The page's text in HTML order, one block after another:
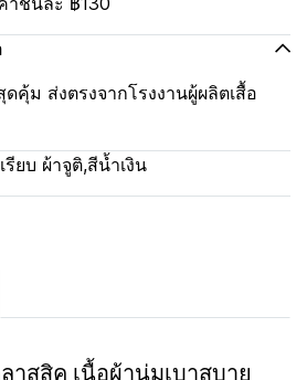
คุ้ม ส่งตรงจากโรงงานผู้ผลิตเสื้อ
รียบ ผ้าจูติ,สีน้ำเงิน
าสสิค เนื้อผ้านุ่มเบาสบาย